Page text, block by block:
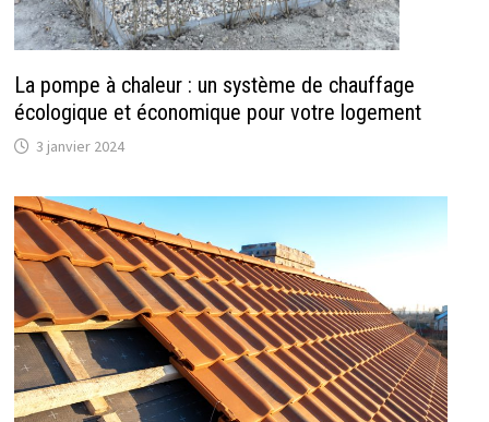
La pompe à chaleur : un système de chauffage
écologique et économique pour votre logement
3 janvier 2024